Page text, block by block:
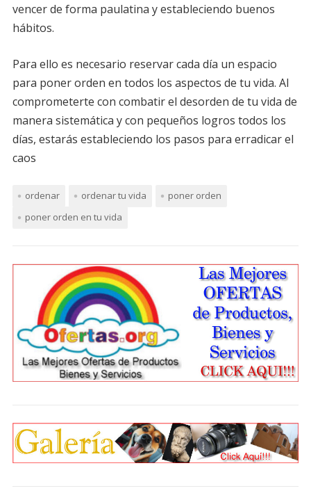
vencer de forma paulatina y estableciendo buenos
hábitos.
Para ello es necesario reservar cada día un espacio
para poner orden en todos los aspectos de tu vida. Al
comprometerte con combatir el desorden de tu vida de
manera sistemática y con pequeños logros todos los
días, estarás estableciendo los pasos para erradicar el
caos
ordenar ordenar tu vida
poner orden
poner orden en tu vida